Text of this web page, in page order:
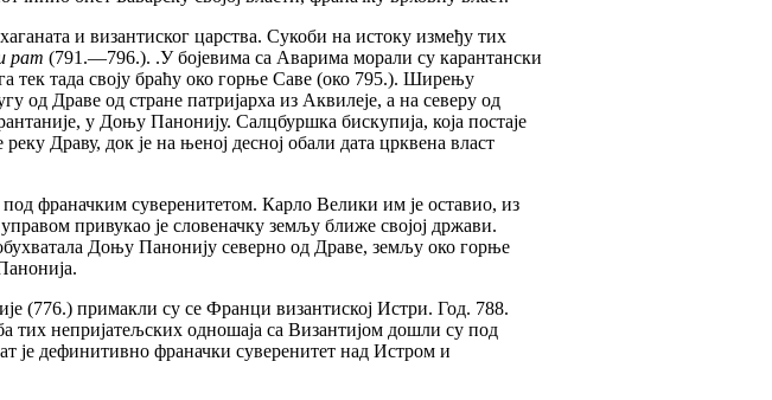
и византиског царства. Сукоби на истоку између тих
рат (791.—796.). .У бојевима са Аварима морали су карантански
тада своју браћу око горње Саве (око 795.). Ширењу
од Драве од стране патријарха из Аквилеје, а на северу од
у Доњу Панонију. Салцбуршка бискупија, која постаје
Драву, док је на њеној десној обали дата црквена власт
франачким суверенитетом. Карло Велики им је оставио, из
привукао је словеначку земљу ближе својој држави.
обухватала Доњу Панонију северно од Драве, земљу око горње
(776.) примакли су се Франци византиској Истри. Год. 788.
тих непријатељских одношаја са Византијом дошли су под
је дефинитивно франачки суверенитет над Истром и